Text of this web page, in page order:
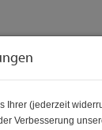
Ihrer (jederzeit
Verbesserung